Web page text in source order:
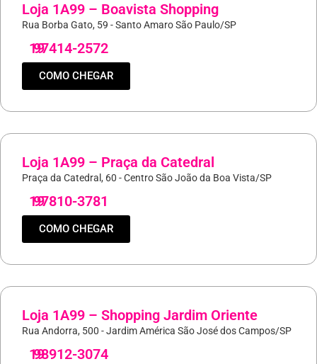
Loja 1A99 – Boavista Shopping
Rua Borba Gato, 59 - Santo Amaro São Paulo/SP
19
97414-2572
COMO CHEGAR
Loja 1A99 – Praça da Catedral
Praça da Catedral, 60 - Centro São João da Boa Vista/SP
19
97810-3781
COMO CHEGAR
Loja 1A99 – Shopping Jardim Oriente
Rua Andorra, 500 - Jardim América São José dos Campos/SP
19
98912-3074